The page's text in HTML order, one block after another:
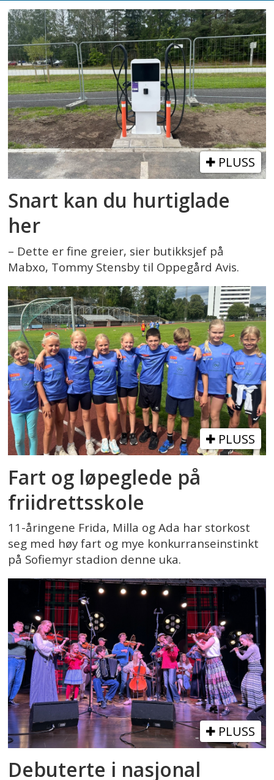
PLUSS
Snart kan du hurtiglade
her
– Dette er fine greier, sier butikksjef på
Mabxo, Tommy Stensby til Oppegård Avis.
PLUSS
Fart og løpeglede på
friidrettsskole
11-åringene Frida, Milla og Ada har storkost
seg med høy fart og mye konkurranseinstinkt
på Sofiemyr stadion denne uka.
PLUSS
Debuterte i nasjonal